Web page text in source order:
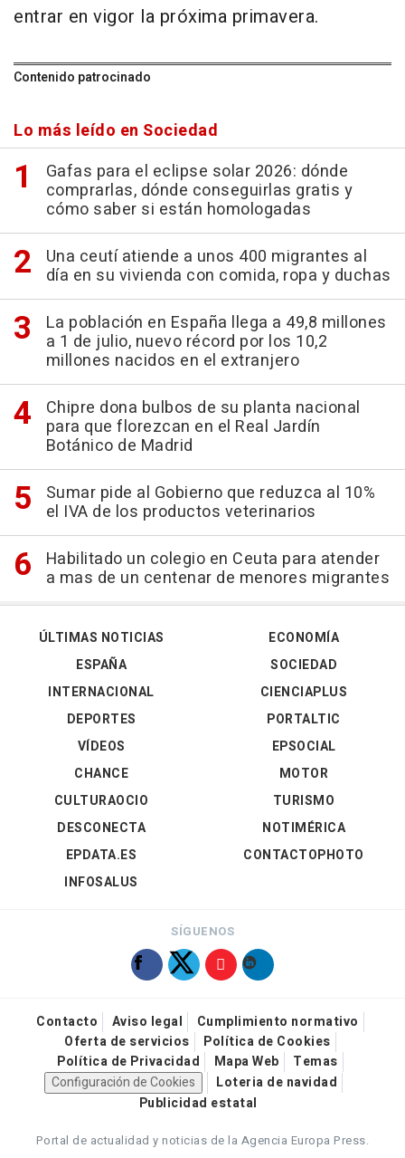
entrar en vigor la próxima primavera.
Contenido patrocinado
Lo más leído en Sociedad
Gafas para el eclipse solar 2026: dónde
comprarlas, dónde conseguirlas gratis y
cómo saber si están homologadas
Una ceutí atiende a unos 400 migrantes al
día en su vivienda con comida, ropa y duchas
La población en España llega a 49,8 millones
a 1 de julio, nuevo récord por los 10,2
millones nacidos en el extranjero
Chipre dona bulbos de su planta nacional
para que florezcan en el Real Jardín
Botánico de Madrid
Sumar pide al Gobierno que reduzca al 10%
el IVA de los productos veterinarios
Habilitado un colegio en Ceuta para atender
a mas de un centenar de menores migrantes
ÚLTIMAS NOTICIAS
ESPAÑA
INTERNACIONAL
DEPORTES
VÍDEOS
ECONOMÍA
SOCIEDAD
CIENCIAPLUS
PORTALTIC
EPSOCIAL
CHANCE
CULTURAOCIO
DESCONECTA
EPDATA.ES
INFOSALUS
MOTOR
TURISMO
NOTIMÉRICA
CONTACTOPHOTO
SÍGUENOS
Contacto Aviso legal
Cumplimiento normativo
Oferta de servicios
Política de Cookies
Política de Privacidad
Mapa Web
Temas
Configuración de Cookies
Loteria de navidad
Publicidad estatal
Portal de actualidad y noticias de la Agencia Europa Press.